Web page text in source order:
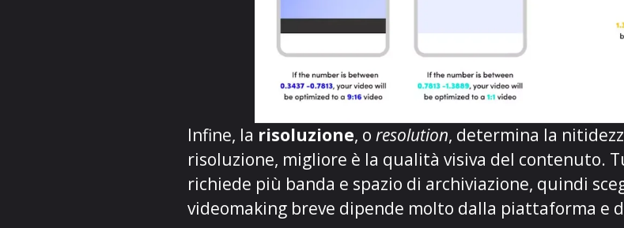
Infine, la risoluzione, o resolution, determina la
risoluzione, migliore è la qualità visiva del contenuto.
richiede più banda e spazio di archiviazione, quindi
videomaking breve dipende molto dalla piattaforma e